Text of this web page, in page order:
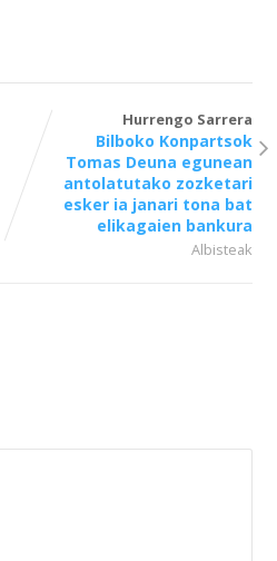
Hurrengo Sarrera
Bilboko Konpartsok
Tomas Deuna egunean
antolatutako zozketari
esker ia janari tona bat
elikagaien bankura
Albisteak